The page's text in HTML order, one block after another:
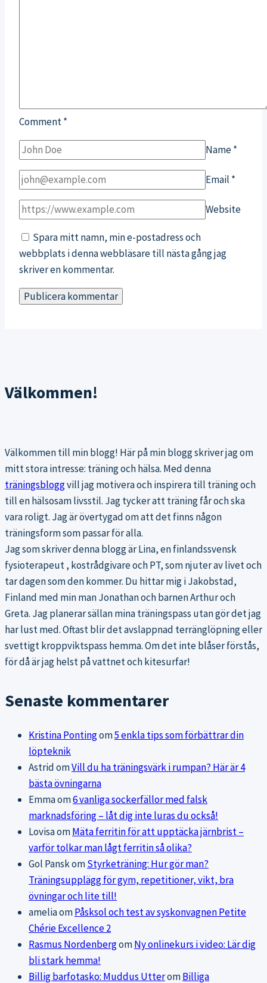
Comment*
Name*
Email *
Website
Spara mitt namn, min e-postadress och
webbplats i denna webbläsare till nästa gång jag
skriver en kommentar.
Välkommen!
Välkommen till min blogg! Här på min blogg skriver jag om
mitt stora intresse: träning och hälsa. Med denna
träningsbloggvill jag motivera och inspirera till träning och
till en hälsosam livsstil. Jag tycker att träning får och ska
vara roligt. Jag är övertygad om att det finns någon
träningsform som passar för alla.
Jag som skriver denna blogg är Lina, en finlandssvensk
fysioterapeut , kostrådgivare och PT, som njuter av livet och
tar dagen som den kommer. Du hittar mig i Jakobstad,
Finland med min man Jonathan och barnen Arthur och
Greta. Jag planerar sällan mina träningspass utan gör det jag
har lust med. Oftast blir det avslappnad terränglöpning eller
svettigt kroppviktspass hemma. Om det inte blåser förstås,
för då är jag helst på vattnet och kitesurfar!
Senaste kommentarer
Kristina Pontingom5 enkla tips som förbättrar din
löpteknik
AstridomVill du ha träningsvärk i rumpan? Här är 4
bästa övningarna
Emmaom6 vanliga sockerfällor med falsk
marknadsföring – låt dig inte luras du också!
LovisaomMäta ferritin för att upptäcka järnbrist –
varför tolkar man lågt ferritin så olika?
Gol PanskomStyrketräning: Hur gör man?
Träningsupplägg för gym, repetitioner, vikt, bra
övningar och lite till!
ameliaomPåsksol och test av syskonvagnen Petite
Chérie Excellence 2
Rasmus NordenbergomNy onlinekurs i video: Lär dig
bli stark hemma!
Billig barfotasko: Muddus UtteromBilliga